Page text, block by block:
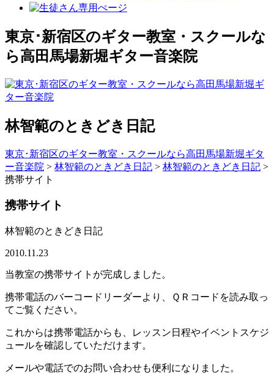
東京･新宿区のギター教室・スクールな
ら高田馬場新堀ギター音楽院
林智範のときどき日記
東京･新宿区のギター教室・スクールなら高田馬場新堀ギタ
ー音楽院 > 林智範のときどき日記 > 林智範のときどき日記 >
携帯サイト
携帯サイト
林智範のときどき日記
2010.11.23
当教室の携帯サイトが完成しました。
携帯電話のバーコードリーダーより、ＱＲコードを読み取っ
てご覧ください。
これからは携帯電話からも、レッスン日程やイベントスケジ
ュールを確認していただけます。
メールや電話でのお問い合わせも便利になりました。